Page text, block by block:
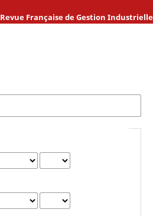
Revue Française de Gestion Industrielle